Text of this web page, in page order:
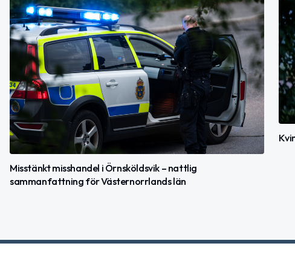
Misstänkt misshandel i Örnsköldsvik – nattlig
sammanfattning för Västernorrlands län